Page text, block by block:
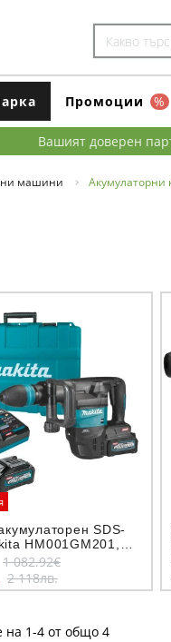
Промоции %
Вашият доверен
машини Акумулаторни
SDS-
HM001GM201,
1 082.92€
2 118лв.
на 1-4 от общо 4